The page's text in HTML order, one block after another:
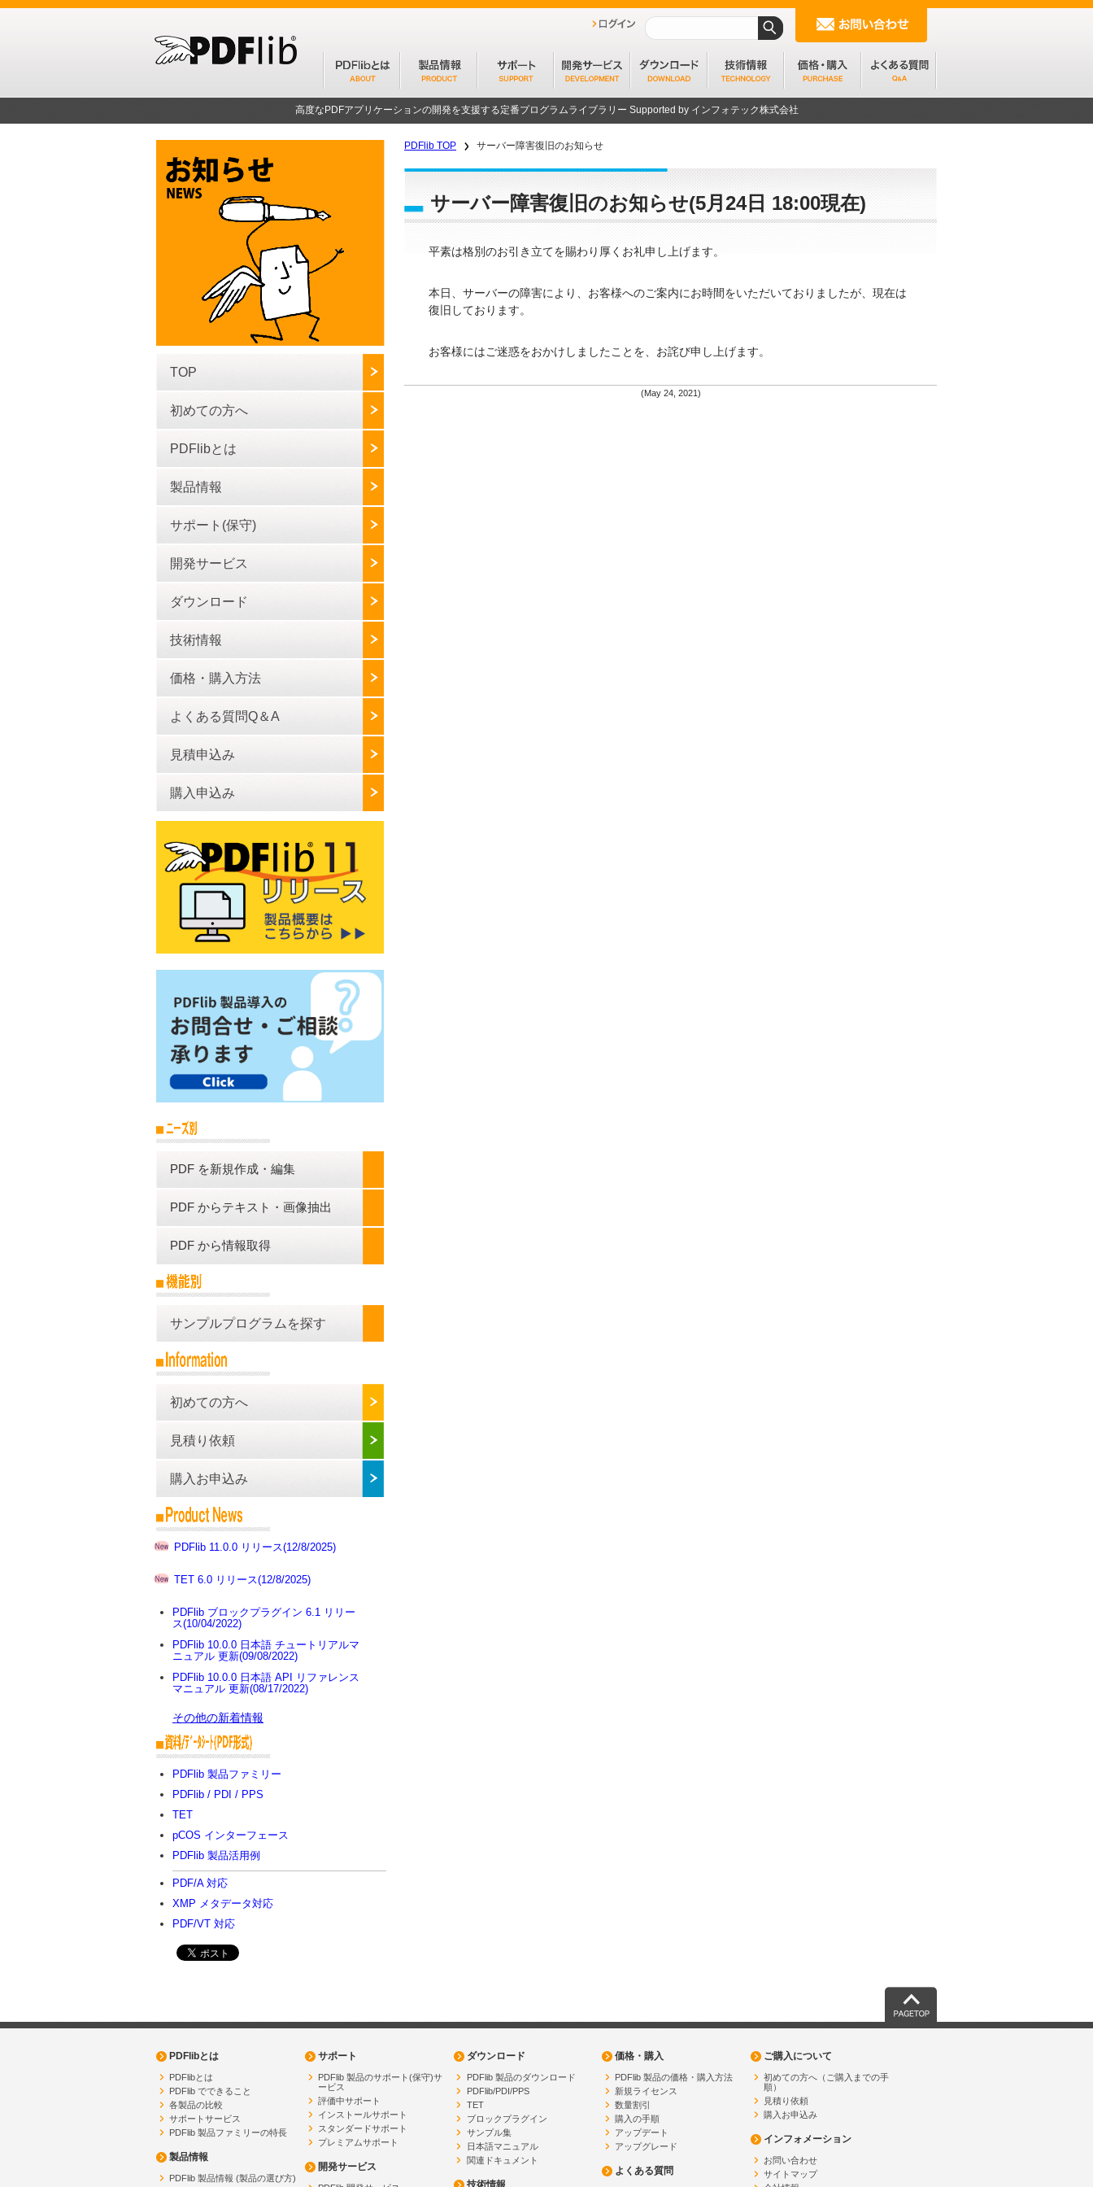
高度なPDFアプリケーションの開発を支援する定番プログラムライブラリー Supported by インフォテック株式会社
TOP
初めての方へ
PDFlibとは
製品情報
サポート(保守)
開発サービス
ダウンロード
技術情報
価格・購入方法
よくある質問Q＆A
見積申込み
購入申込み
PDF を新規作成・編集
PDF からテキスト・画像抽出
PDF から情報取得
サンプルプログラムを探す
初めての方へ
見積り依頼
購入お申込み
PDFlib 11.0.0 リリース(12/8/2025)
TET 6.0 リリース(12/8/2025)
PDFlib ブロックプラグイン 6.1 リリー
ス(10/04/2022)
PDFlib 10.0.0 日本語 チュートリアルマ
ニュアル 更新(09/08/2022)
PDFlib 10.0.0 日本語 API リファレンス
マニュアル 更新(08/17/2022)
その他の新着情報
PDFlib 製品ファミリー
PDFlib / PDI / PPS
TET
pCOS インターフェース
PDFlib 製品活用例
PDF/A 対応
XMP メタデータ対応
PDF/VT 対応
PDFlib TOP サーバー障害復旧のお知らせ
サーバー障害復旧のお知らせ(5月24日 18:00現在)
平素は格別のお引き立てを賜わり厚くお礼申し上げます。
本日、サーバーの障害により、お客様へのご案内にお時間をいただいておりましたが、現在は
復旧しております。
お客様にはご迷惑をおかけしましたことを、お詫び申し上げます。
(May 24, 2021)
PDFlibとは
PDFlibとは
PDFlib でできること
各製品の比較
サポートサービス
PDFlib 製品ファミリーの特長
製品情報
PDFlib 製品情報 (製品の選び方)
サポート
PDFlib 製品のサポート(保守)サ
ービス
評価中サポート
インストールサポート
スタンダードサポート
プレミアムサポート
開発サービス
ダウンロード
PDFlib 製品のダウンロード
PDFlib/PDI/PPS
TET
ブロックプラグイン
サンプル集
日本語マニュアル
関連ドキュメント
技術情報
価格・購入
PDFlib 製品の価格・購入方法
新規ライセンス
数量割引
購入の手順
アップデート
アップグレード
よくある質問
ご購入について
初めての方へ（ご購入までの手
順）
見積り依頼
購入お申込み
インフォメーション
お問い合わせ
サイトマップ